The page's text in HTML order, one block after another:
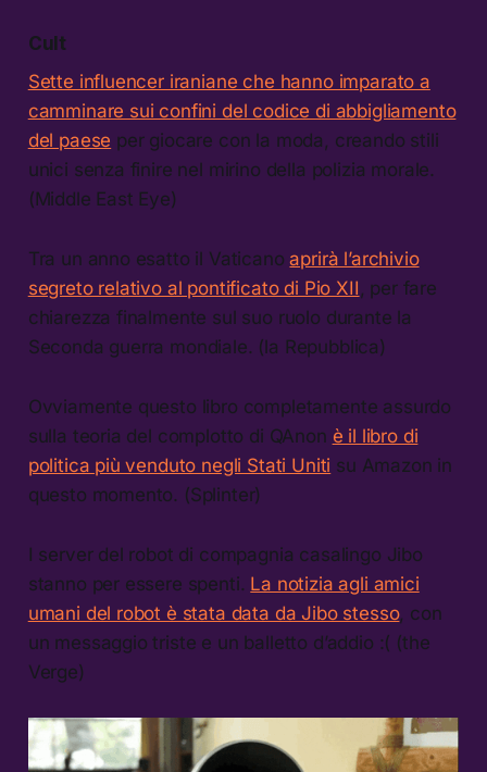
Cult
Sette influencer iraniane che hanno imparato a
camminare sui confini del codice di abbigliamento
del paese per giocare con la moda, creando stili
unici senza finire nel mirino della polizia morale.
(Middle East Eye)
Tra un anno esatto il Vaticanoaprirà l’archivio
segreto relativo al pontificato di Pio XII , per fare
chiarezza finalmente sul suo ruolo durante la
Seconda guerra mondiale. (la Repubblica)
Ovviamente questo libro completamente assurdo
sulla teoria del complotto di QAnon è il libro di
politica più venduto negli Stati Uniti su Amazon in
questo momento. (Splinter)
I server del robot di compagnia casalingo Jibo
stanno per essere spenti. La notizia agli amici
umani del robot è stata data da Jibo stesso, con
un messaggio triste e un balletto d’addio :( (the
Verge)